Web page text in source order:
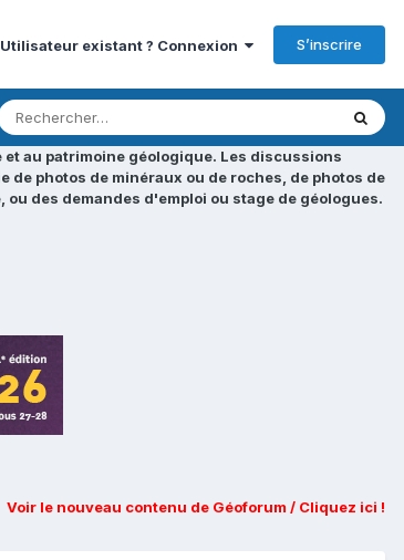
Utilisateur existant ? Connexion S’inscrire
au patrimoine géologique. Les discussions
photos de minéraux ou de roches, de photos de
des demandes d'emploi ou stage de géologues.
Voir le nouveau contenu de Géoforum / Cliquez ici !